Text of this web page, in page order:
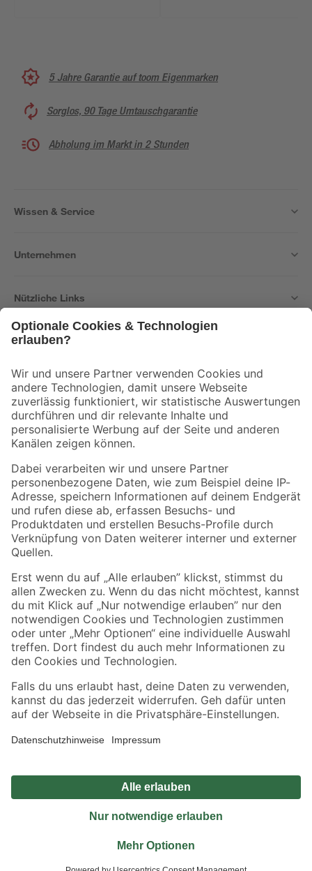
5 Jahre Garantie auf toom Eigenmarken
Sorglos, 90 Tage Umtauschgarantie
Abholung im Markt in 2 Stunden
Wissen & Service
Unternehmen
Nützliche Links
Der toom Newsletter: Keine Angebote und Aktionen mehr verpassen!
Zur Newsletter Anmeldung
Folge uns
Zahlungsarten Versandarten
Sicher einkaufen
Jetzt die toom-App herunterladen
Alle Preisangaben in EUR inkl. gesetzl. MwSt.. Die dargestellten Angebote sind unter
Umständen nicht in allen Märkten verfügbar. Die angegebenen Verfügbarkeiten beziehen
Produkte nur solange der Vorrat reicht.
*Paketversand ab 59 € versandkostenfrei, gilt nicht für Artikel mit Speditionsversand, hier
Privatsphäre Impressum
Nutzungsbedingungen
Widerrufsrecht
Vertrag widerrufen
© 2026 toom Baumarkt GmbH